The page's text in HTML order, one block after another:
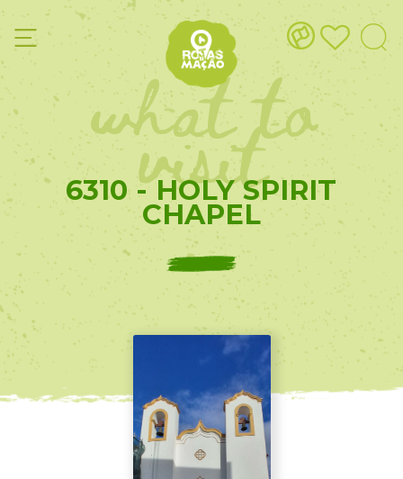
what to
visit
6310 - HOLY SPIRIT
CHAPEL